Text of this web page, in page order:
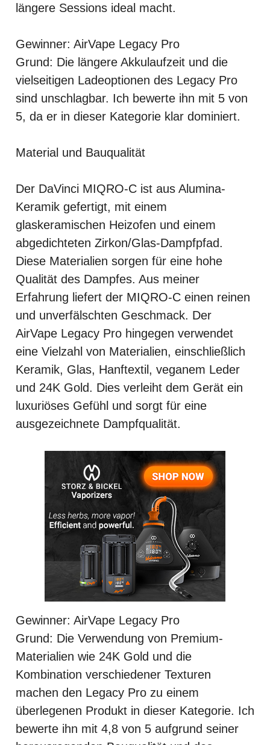
längere Sessions ideal macht.
Gewinner: AirVape Legacy Pro
Grund: Die längere Akkulaufzeit und die
vielseitigen Ladeoptionen des Legacy Pro
sind unschlagbar. Ich bewerte ihn mit 5 von
5, da er in dieser Kategorie klar dominiert.
Material und Bauqualität
Der DaVinci MIQRO-C ist aus Alumina-
Keramik gefertigt, mit einem
glaskeramischen Heizofen und einem
abgedichteten Zirkon/Glas-Dampfpfad.
Diese Materialien sorgen für eine hohe
Qualität des Dampfes. Aus meiner
Erfahrung liefert der MIQRO-C einen reinen
und unverfälschten Geschmack. Der
AirVape Legacy Pro hingegen verwendet
eine Vielzahl von Materialien, einschließlich
Keramik, Glas, Hanftextil, veganem Leder
und 24K Gold. Dies verleiht dem Gerät ein
luxuriöses Gefühl und sorgt für eine
ausgezeichnete Dampfqualität.
Gewinner: AirVape Legacy Pro
Grund: Die Verwendung von Premium-
Materialien wie 24K Gold und die
Kombination verschiedener Texturen
machen den Legacy Pro zu einem
überlegenen Produkt in dieser Kategorie. Ich
bewerte ihn mit 4,8 von 5 aufgrund seiner